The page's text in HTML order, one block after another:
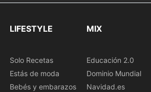
LIFESTYLE
Solo Recetas
Estás de moda
Bebés y embarazos
MIX
Educación 2.0
Dominio Mundial
Navidad.es